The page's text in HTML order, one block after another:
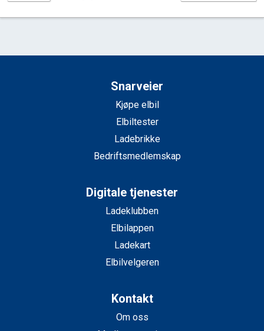
Snarveier
Kjøpe elbil
Elbiltester
Ladebrikke
Bedriftsmedlemskap
Digitale tjenester
Ladeklubben
Elbilappen
Ladekart
Elbilvelgeren
Kontakt
Om oss